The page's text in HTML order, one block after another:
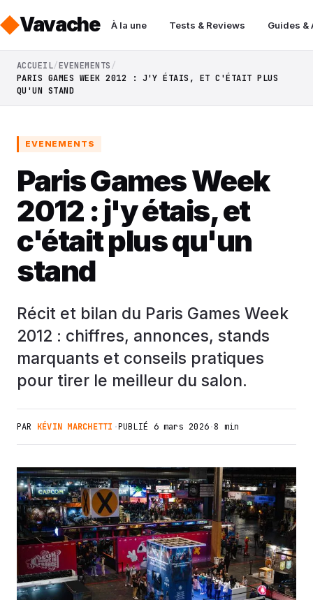
Vavache À la une Tests & Reviews Guides &
ACCUEIL EVENEMENTS
PARIS GAMES WEEK 2012 : J'Y ÉTAIS, ET C'ÉTAIT PLUS
QU'UN STAND
EVENEMENTS
Paris Games Week
2012 : j'y étais, et
c'était plus qu'un
stand
Récit et bilan du Paris Games Week
2012 : chiffres, annonces, stands
marquants et conseils pratiques
pour tirer le meilleur du salon.
PAR KÉVIN MARCHETTI ·PUBLIÉ 6 mars 2026·8 min